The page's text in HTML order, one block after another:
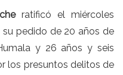
ratificó el miércoles
su pedido de 20 años de
y 26 años y seis
los presuntos delitos de